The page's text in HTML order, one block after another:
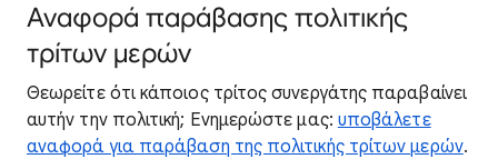
Αναφορά παράβασης πολιτικής
τρίτων μερών
Θεωρείτε ότι κάποιος τρίτος συνεργάτης παραβαίνει
αυτήν την πολιτική; Ενημερώστε μας: υποβάλετε
αναφορά για παράβαση της πολιτικής τρίτων μερών.